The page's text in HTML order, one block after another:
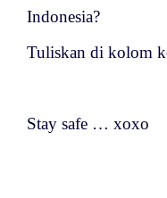
Indonesia?
Tuliskan di kolom
Stay safe … xoxo